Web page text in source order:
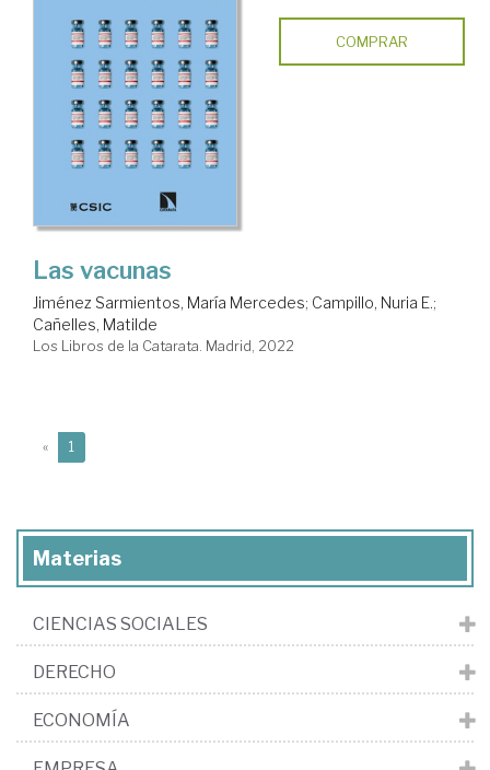
COMPRAR
Las vacunas
Jiménez Sarmientos, María Mercedes; Campillo, Nuria E.;
Cañelles, Matilde
Los Libros de la Catarata. Madrid, 2022
« 1
Materias
CIENCIAS SOCIALES
DERECHO
ECONOMÍA